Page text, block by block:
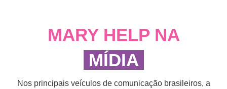
MARY HELP NA
MÍDIA
Nos principais veículos de comunicação brasileiros, a